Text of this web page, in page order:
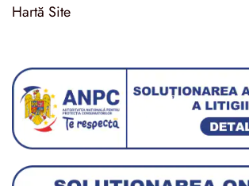
Hartă Site